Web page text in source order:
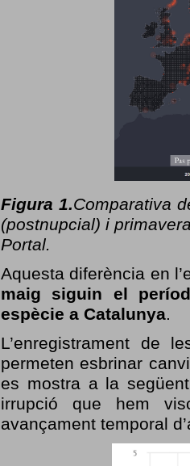
Figura 1.Comparativa
(postnupcial) i
Portal.
Aquesta diferència en
maig siguin el
espècie a Catalunya.
L’enregistrament de
permeten esbrinar
es mostra a la
irrupció que hem
avançament temporal